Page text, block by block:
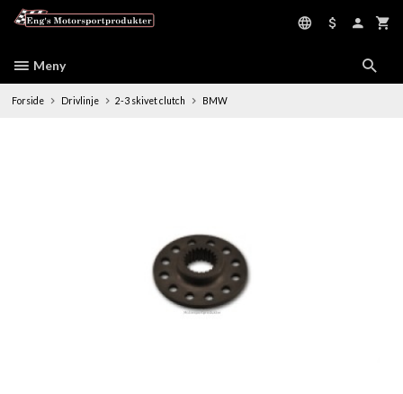
Meny
Forside Drivlinje 2-3 skivet clutch BMW